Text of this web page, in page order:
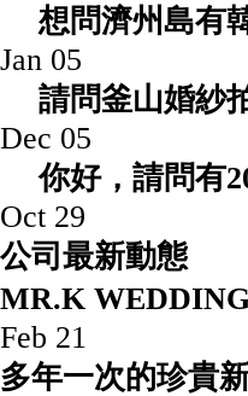
想問濟州島有
Jan 05
請問釜山婚紗
Dec 05
你好，請問有
Oct 29
公司最新動態
MR.K
Feb 21
多年一次的珍貴